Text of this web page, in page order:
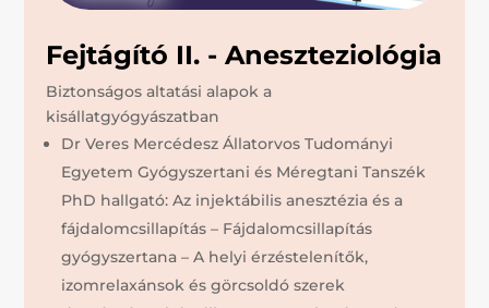
Fejtágító II. - Aneszteziológia
Biztonságos altatási alapok a
kisállatgyógyászatban
Dr Veres Mercédesz Állatorvos Tudományi
Egyetem Gyógyszertani és Méregtani Tanszék
PhD hallgató: Az injektábilis anesztézia és a
fájdalomcsillapítás – Fájdalomcsillapítás
gyógyszertana – A helyi érzéstelenítők,
izomrelaxánsok és görcsoldó szerek